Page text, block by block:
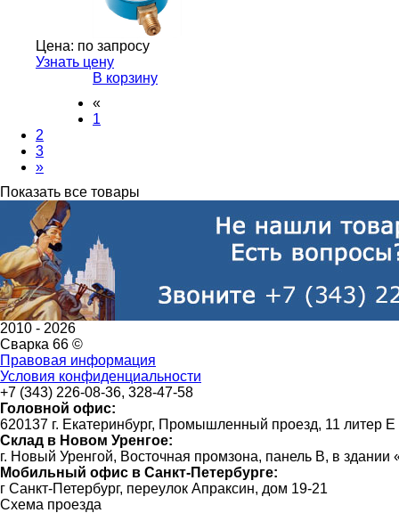
Цена: по запросу
Узнать цену
В корзину
«
1
2
3
»
Показать все товары
2010 - 2026
Сварка 66 ©
Правовая информация
Условия конфиденциальности
+7 (343) 226-08-36, 328-47-58
Головной офис:
620137 г. Екатеринбург, Промышленный проезд, 11 литер Е
Склад в Новом Уренгое:
г. Новый Уренгой, Восточная промзона, панель В, в
Мобильный офис в Санкт-Петербурге:
г Санкт-Петербург, переулок Апраксин, дом 19-21
Схема проезда